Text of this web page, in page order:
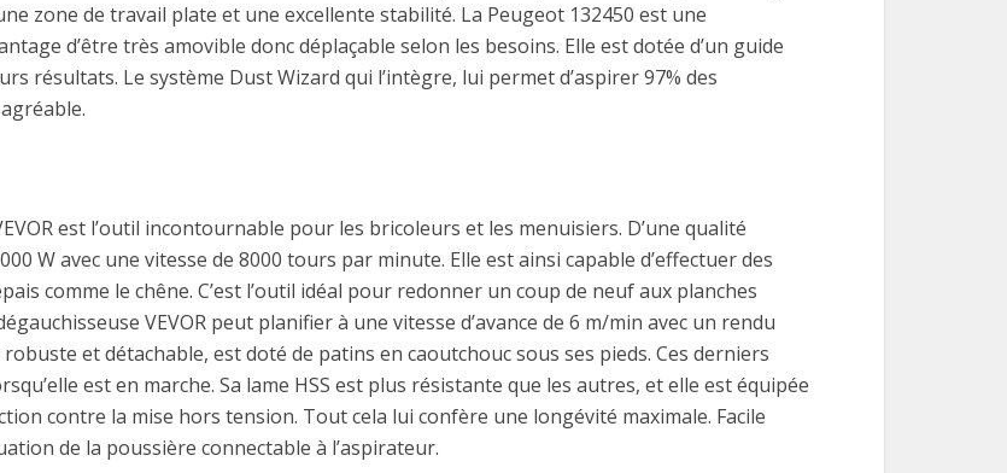
zone de travail plate et une excellente stabilité. La Peugeot 132450 est une
d’être très amovible donc déplaçable selon les besoins. Elle est dotée d’un guide
résultats. Le système Dust Wizard qui l’intègre, lui permet d’aspirer 97% des
est l’outil incontournable pour les bricoleurs et les menuisiers. D’une qualité
W avec une vitesse de 8000 tours par minute. Elle est ainsi capable d’effectuer des
comme le chêne. C’est l’outil idéal pour redonner un coup de neuf aux planches
VEVOR peut planifier à une vitesse d’avance de 6 m/min avec un rendu
et détachable, est doté de patins en caoutchouc sous ses pieds. Ces derniers
est en marche. Sa lame HSS est plus résistante que les autres, et elle est équipée
contre la mise hors tension. Tout cela lui confère une longévité maximale. Facile
de la poussière connectable à l’aspirateur.